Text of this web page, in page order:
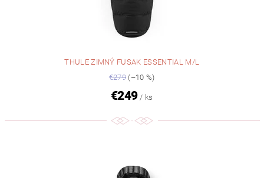
THULE ZIMNÝ FUSAK ESSENTIAL M/L
€279 (–10 %)
€249 / ks